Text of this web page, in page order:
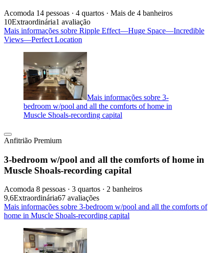
Acomoda 14 pessoas · 4 quartos · Mais de 4 banheiros
10Extraordinária1 avaliação
Mais informações sobre Ripple Effect—Huge Space—Incredible
Views—Perfect Location
Mais informações sobre 3-
bedroom w/pool and all the comforts of home in
Muscle Shoals-recording capital
Anfitrião Premium
3-bedroom w/pool and all the comforts of home in
Muscle Shoals-recording capital
Acomoda 8 pessoas · 3 quartos · 2 banheiros
9,6Extraordinária67 avaliações
Mais informações sobre 3-bedroom w/pool and all the comforts of
home in Muscle Shoals-recording capital